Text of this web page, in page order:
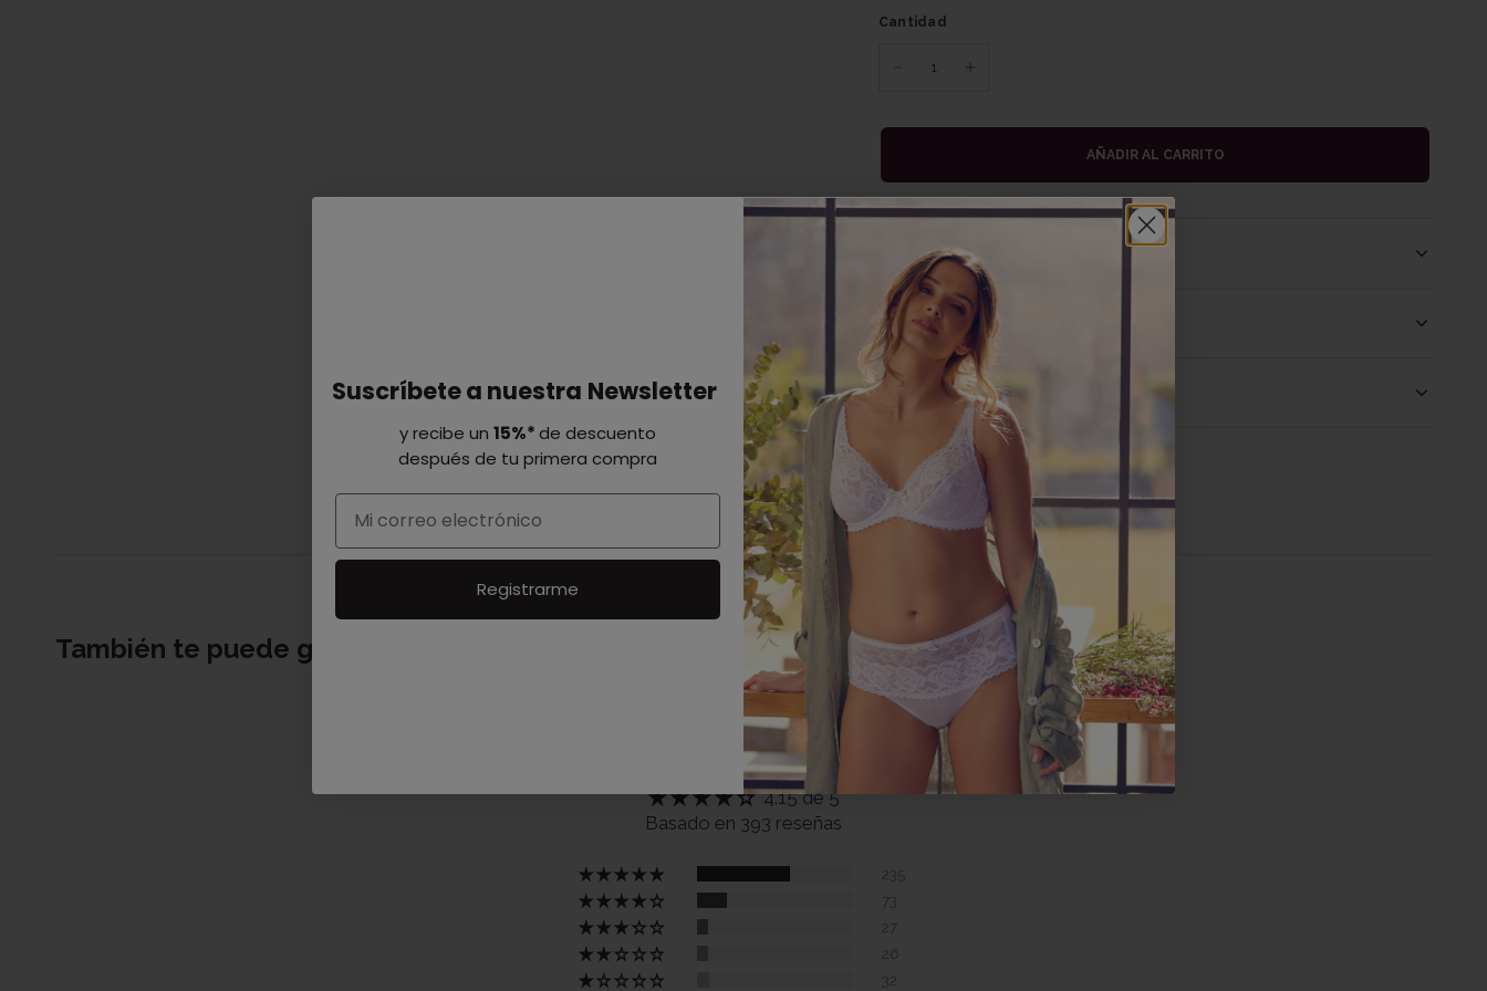
Cantidad
AÑADIR AL CARRITO
Descripción
Composición y cuidados
Entrega y devoluciones
Comparte:
También te puede gustar
Reseñas de Clientes
4.15 de 5
Basado en 393 reseñas
235
73
27
26
32
Suscríbete a nuestra Newsletter
y recibe un 15%*de descuento
después de tu primera compra
Email
Registrarme